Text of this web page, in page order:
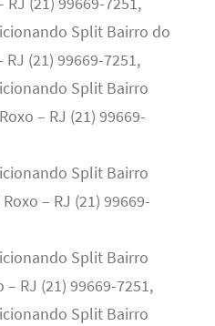
Split Bairro do
(21) 99669-7251,
Split Bairro
– RJ (21) 99669-
Split Bairro
– RJ (21) 99669-
Split Bairro
RJ (21) 99669-7251,
Split Bairro